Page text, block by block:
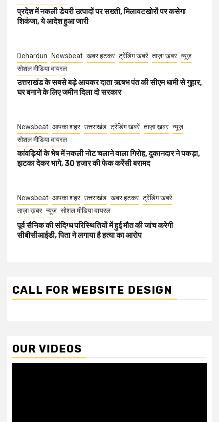
प्रदेश में नकली डेयरी उत्पादों पर सख्ती, मिलावटखोरों पर कसेगा
शिकंजा, ये आदेश हुआ जारी
Dehardun Newsbeat खबर हटकर ट्रेंडिंग खबरें ताज़ा ख़बर न्यूज़
सोशल मीडिया वायरल
उत्तराखंड के सबसे बड़े आयकर दाता ऋषभ पंत की सीएम धामी से गुहार,
घर बनाने के लिए जमीन दिला दो सरकार
Newsbeat आपका शहर उत्तराखंड ट्रेंडिंग खबरें ताज़ा ख़बर न्यूज़
सोशल मीडिया वायरल
कांवड़ियों के भेष में नकली नोट चलाने वाला गिरोह, दुकानदार ने पकड़ा,
झटका देकर भागे, 30 हजार की फेक करेंसी बरामद
Newsbeat आपका शहर उत्तराखंड खबर हटकर ट्रेंडिंग खबरें
ताज़ा ख़बर न्यूज़ सोशल मीडिया वायरल
पूर्व सैनिक की संदिग्ध परिस्थितियों में हुई मौत की जांच करेगी
सीबीसीआईडी, पिता ने लगाया है हत्या का आरोप
CALL FOR WEBSITE DESIGN
OUR VIDEOS